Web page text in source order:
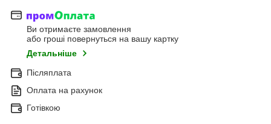
Ви отримаєте замовлення
або гроші повернуться на вашу картку
Детальніше
Післяплата
Оплата на рахунок
Готівкою